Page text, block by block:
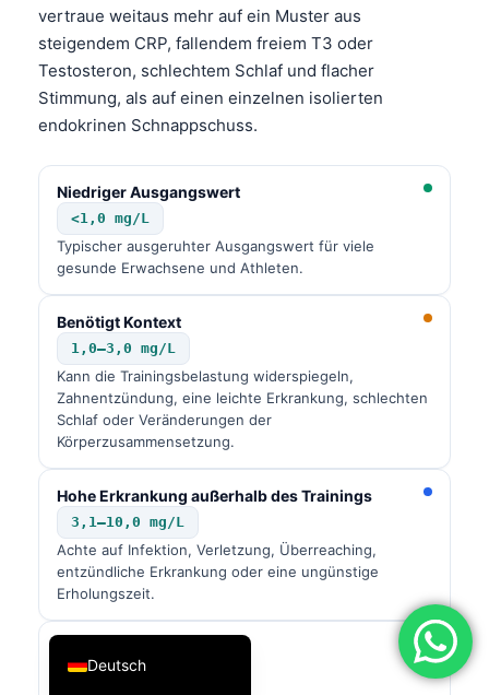
vertraue weitaus mehr auf ein Muster aus
steigendem CRP, fallendem freiem T3 oder
Testosteron, schlechtem Schlaf und flacher
Stimmung, als auf einen einzelnen isolierten
endokrinen Schnappschuss.
Niedriger Ausgangswert
<1,0 mg/L
Typischer ausgeruhter Ausgangswert für viele
gesunde Erwachsene und Athleten.
Benötigt Kontext
1,0–3,0 mg/L
Kann die Trainingsbelastung widerspiegeln,
Zahnentzündung, eine leichte Erkrankung, schlechten
Schlaf oder Veränderungen der
Körperzusammensetzung.
Hohe Erkrankung außerhalb des Trainings
3,1–10,0 mg/L
Achte auf Infektion, Verletzung, Überreaching,
entzündliche Erkrankung oder eine ungünstige
Erholungszeit.
>10,0 mg/L
Deutsch
العربية
Français
עִבְרִית
Español
Português
Ελληνικά
Türkçe
简体中文
فارسی
Български
Nederlands
Bahasa Indonesia
Հայերեն